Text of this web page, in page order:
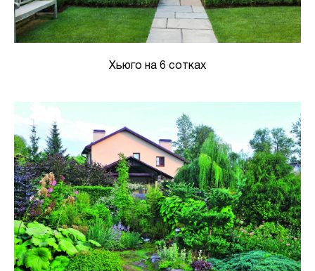
Хьюго на 6 сотках